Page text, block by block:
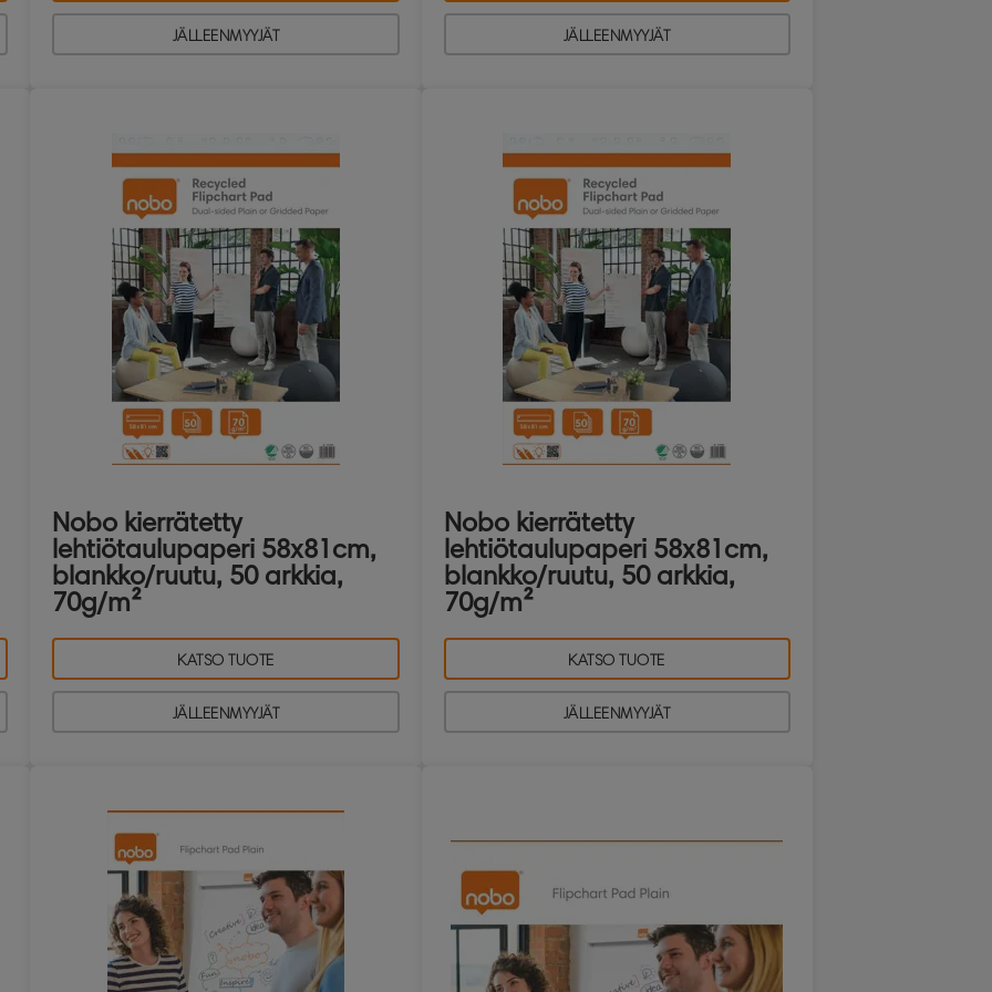
JÄLLEENMYYJÄT JÄLLEENMYYJÄT
Nobo kierrätetty
lehtiötaulupaperi 58x81cm,
blankko/ruutu, 50 arkkia,
70g/m²
KATSO TUOTE
JÄLLEENMYYJÄT
Nobo kierrätetty
lehtiötaulupaperi 58x81cm,
blankko/ruutu, 50 arkkia,
70g/m²
KATSO TUOTE
JÄLLEENMYYJÄT